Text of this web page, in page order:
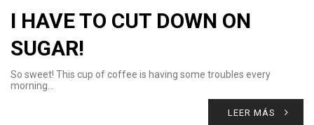
I HAVE TO CUT DOWN ON
SUGAR!
So sweet! This cup of coffee is having some troubles every
morning…
LEER MÁS